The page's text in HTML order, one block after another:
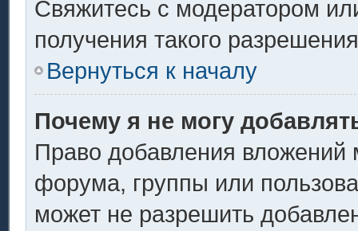
Свяжитесь с модератором
получения такого
Вернуться к началу
Почему я не могу
Право добавления вложений
форума, группы или
может не разрешить